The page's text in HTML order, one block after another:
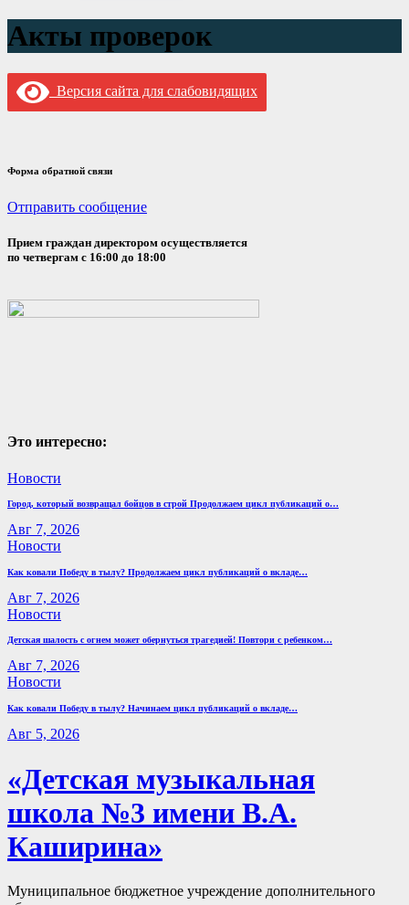
Акты проверок
Версия сайта для слабовидящих
Форма обратной связи
Отправить сообщение
Прием граждан директором осуществляется
по четвергам с 16:00 до 18:00
Это интересно:
Новости
Город, который возвращал бойцов в строй Продолжаем цикл публикаций о…
Авг 7, 2026
Новости
Как ковали Победу в тылу? Продолжаем цикл публикаций о вкладе…
Авг 7, 2026
Новости
Детская шалость с огнем может обернуться трагедией! Повтори с ребенком…
Авг 7, 2026
Новости
Как ковали Победу в тылу? Начинаем цикл публикаций о вкладе…
Авг 5, 2026
«Детская музыкальная
школа №3 имени В.А.
Каширина»
Муниципальное бюджетное учреждение дополнительного